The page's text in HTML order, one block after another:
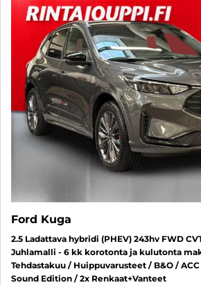
Ford Kuga
2.5 Ladattava hybridi (PHEV) 243hv FWD
Juhlamalli - 6 kk korotonta ja kulutonta
Tehdastakuu / Huippuvarusteet / B&O /
Sound Edition / 2x Renkaat+Vanteet